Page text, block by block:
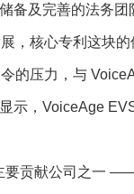
备及完善的法务
，核心专利这块的
压力，与
示，VoiceAge
贡献公司之一